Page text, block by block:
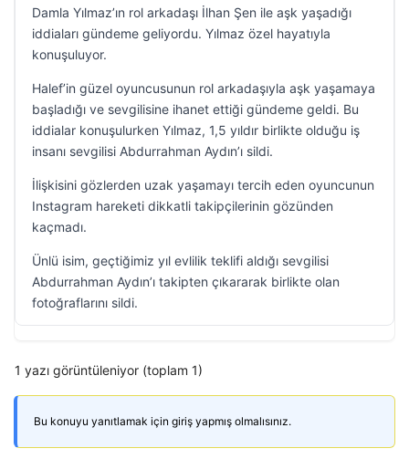
Damla Yılmaz’ın rol arkadaşı İlhan Şen ile aşk yaşadığı
iddiaları gündeme geliyordu. Yılmaz özel hayatıyla
konuşuluyor.
Halef’in güzel oyuncusunun rol arkadaşıyla aşk yaşamaya
başladığı ve sevgilisine ihanet ettiği gündeme geldi. Bu
iddialar konuşulurken Yılmaz, 1,5 yıldır birlikte olduğu iş
insanı sevgilisi Abdurrahman Aydın’ı sildi.
İlişkisini gözlerden uzak yaşamayı tercih eden oyuncunun
Instagram hareketi dikkatli takipçilerinin gözünden
kaçmadı.
Ünlü isim, geçtiğimiz yıl evlilik teklifi aldığı sevgilisi
Abdurrahman Aydın’ı takipten çıkararak birlikte olan
fotoğraflarını sildi.
1 yazı görüntüleniyor (toplam 1)
Bu konuyu yanıtlamak için giriş yapmış olmalısınız.